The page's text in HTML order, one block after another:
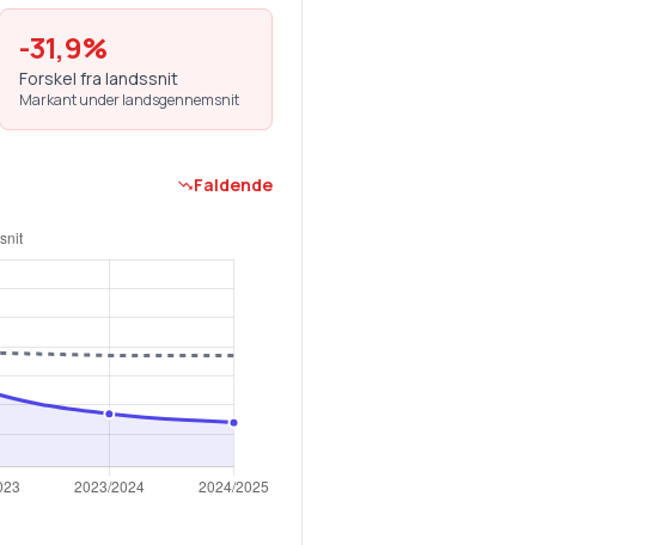
-31,9%
Forskel fra landssnit
Markant under landsgennemsnit
Faldende